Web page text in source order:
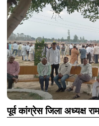
पूर्व कांग्रेस जिला अध्यक्ष